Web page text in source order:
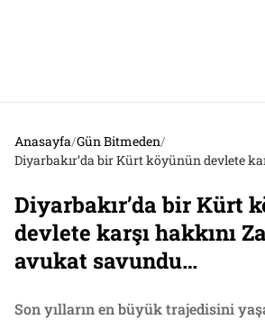
Anasayfa/Gün Bitmeden/
Diyarbakır’da bir Kürt
devlete karşı hakkını
avukat savundu…
Son yılların en büyük trajedisini